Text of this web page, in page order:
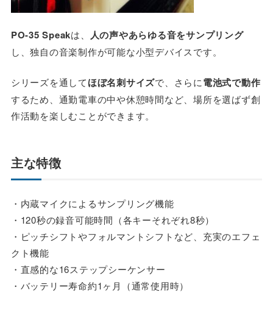
PO-35 Speakは、 人の声やあらゆる音をサンプリング
し、独自の音楽制作が可能な小型デバイスです。
シリーズを通してほぼ名刺サイズで、さらに電池式で動作
するため、通勤電車の中や休憩時間など、場所を選ばず創
作活動を楽しむことができます。
主な特徴
・内蔵マイクによるサンプリング機能
・120秒の録音可能時間（各キーそれぞれ8秒）
・ピッチシフトやフォルマントシフトなど、充実のエフェ
クト機能
・直感的な16ステップシーケンサー
・バッテリー寿命約1ヶ月（通常使用時）